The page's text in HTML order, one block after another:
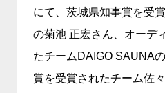
にて、茨城県知事賞を受
の菊池 正宏さん、オーデ
たチームDAIGO SAUNA
賞を受賞されたチーム佐